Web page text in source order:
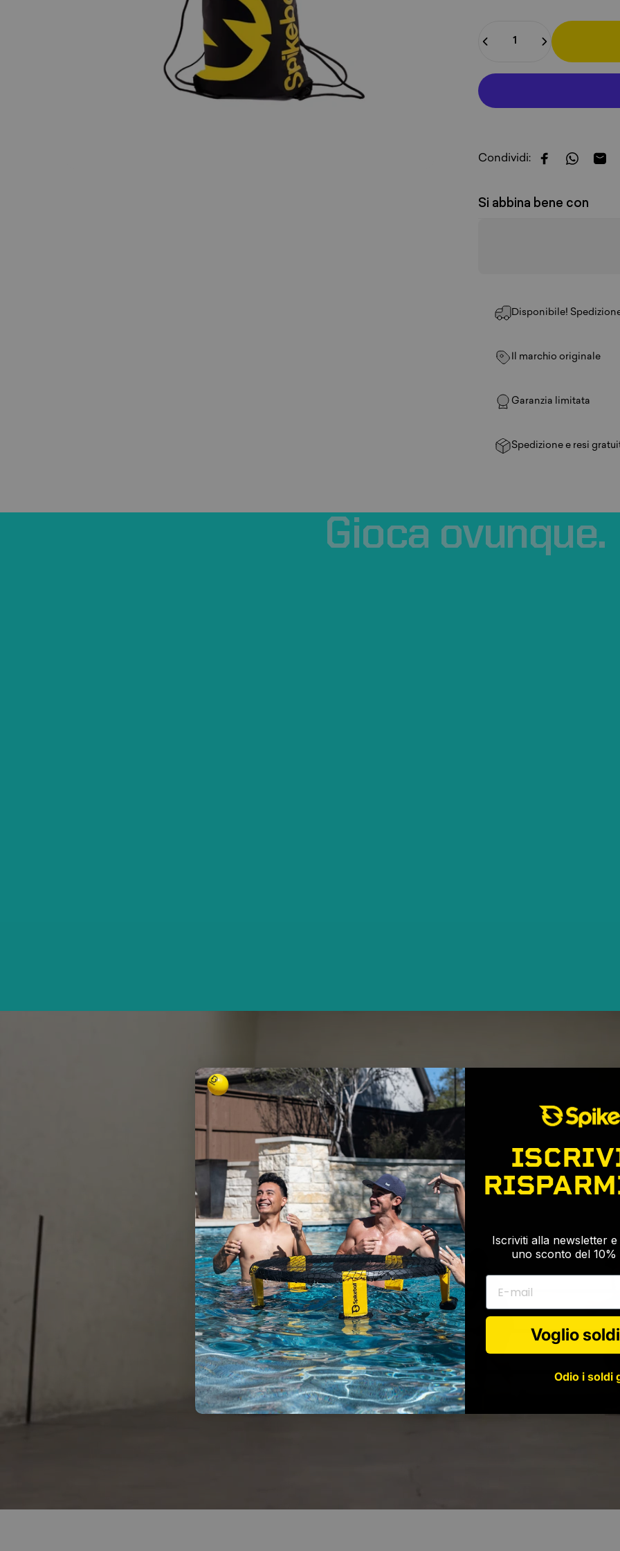
Condividi:
Condividi su
Si abbina bene con
Disponibile!
Il marchio originale
Garanzia limitata
Spedizione e resi
Gioca ovunque.
Iscriviti alla newsletter
uno sconto del
E-mail
Voglio
Odio i soldi